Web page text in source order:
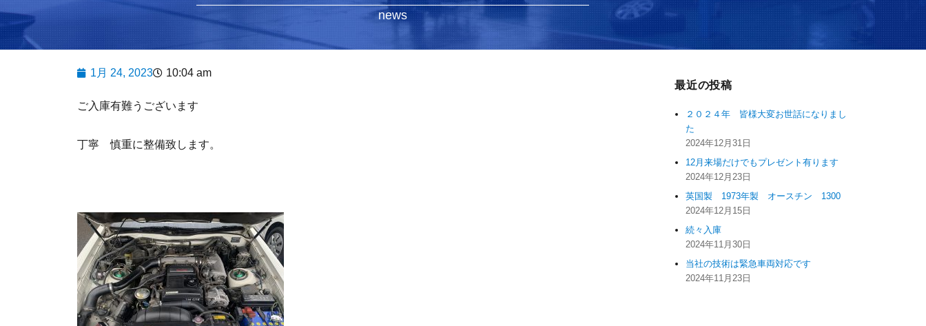
news
1月 24, 2023 10:04 am
ご入庫有難うございます
丁寧 慎重に整備致します。
最近の投稿
２０２４年 皆様大変お世話になりまし
た
2024年12月31日
12月来場だけでもプレゼント有ります
2024年12月23日
英国製 1973年製 オースチン 1300
2024年12月15日
続々入庫
2024年11月30日
当社の技術は緊急車両対応です
2024年11月23日